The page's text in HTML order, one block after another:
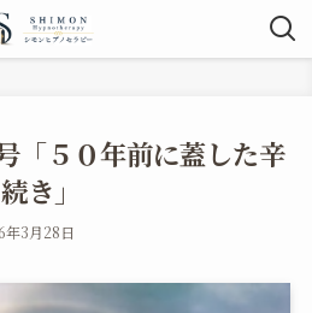
「５０年前に蓋した辛
き」
年3月28日